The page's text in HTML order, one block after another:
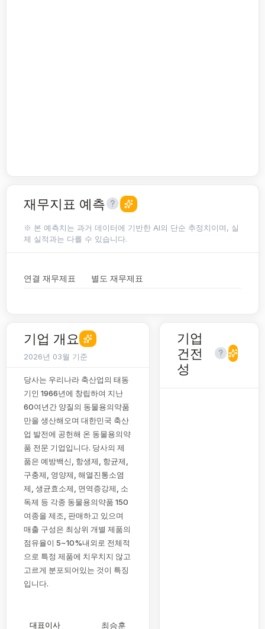
재무지표 예측
※ 본 예측치는 과거 데이터에 기반한 AI의 단순 추정치이며, 실
제 실적과는 다를 수 있습니다.
연결 재무제표 별도 재무제표
기업 개요
2026년 03월 기준
당사는 우리나라 축산업의 태동
기인 1966년에 창립하여 지난
60여년간 양질의 동물용의약품
만을 생산해오며 대한민국 축산
업 발전에 공헌해 온 동물용의약
품 전문 기업입니다. 당사의 제
품은 예방백신, 항생제, 항균제,
구충제, 영양제, 해열진통소염
제, 생균효소제, 면역증강제, 소
독제 등 각종 동물용의약품 150
여종을 제조, 판매하고 있으며
매출 구성은 최상위 개별 제품의
점유율이 5~10%내외로 전체적
으로 특정 제품에 치우치지 않고
고르게 분포되어있는 것이 특징
입니다.
대표이사 최승훈
기업
건전
성